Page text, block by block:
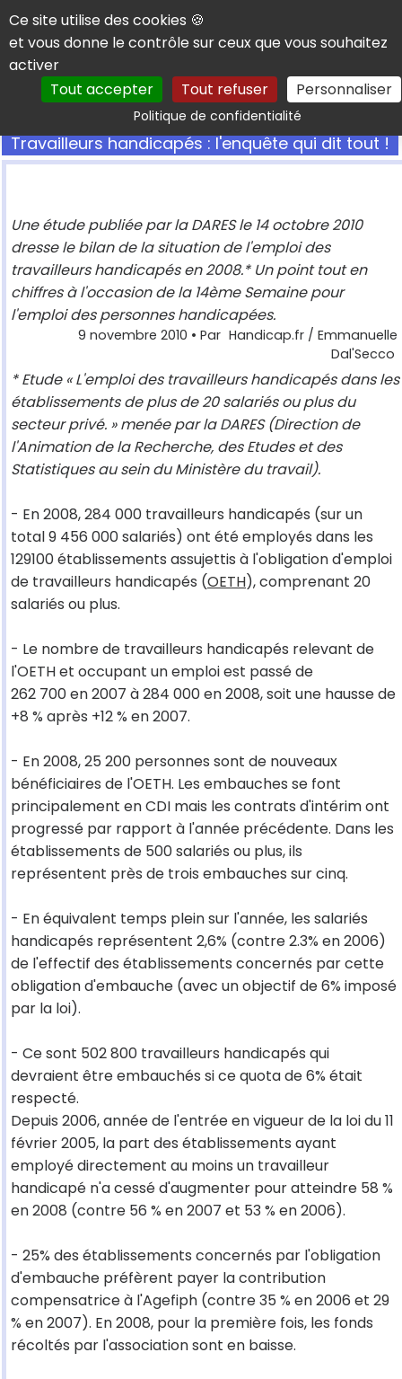
Panneau de gestion des cookies
Ce site utilise des cookies 🍪
et vous donne le contrôle sur ceux que vous souhaitez
activer
Tout accepter
Tout refuser Personnaliser
Politique de confidentialitéRechercher
Travailleurs handicapés : l'enquête qui dit tout !
Une étude publiée par la DARES le 14 octobre 2010
dresse le bilan de la situation de l'emploi des
travailleurs handicapés en 2008.* Un point tout en
chiffres à l'occasion de la 14ème Semaine pour
l'emploi des personnes handicapées.
9 novembre 2010 • Par Handicap.fr / Emmanuelle
Dal'Secco
* Etude « L'emploi des travailleurs handicapés dans les
établissements de plus de 20 salariés ou plus du
secteur privé. » menée par la DARES (Direction de
l'Animation de la Recherche, des Etudes et des
Statistiques au sein du Ministère du travail).
- En 2008, 284 000 travailleurs handicapés (sur un
total 9 456 000 salariés) ont été employés dans les
129100 établissements assujettis à l'obligation d'emploi
de travailleurs handicapés (OETH), comprenant 20
salariés ou plus.
- Le nombre de travailleurs handicapés relevant de
l'OETH et occupant un emploi est passé de
262 700 en 2007 à 284 000 en 2008, soit une hausse de
+8 % après +12 % en 2007.
- En 2008, 25 200 personnes sont de nouveaux
bénéficiaires de l'OETH. Les embauches se font
principalement en CDI mais les contrats d'intérim ont
progressé par rapport à l'année précédente. Dans les
établissements de 500 salariés ou plus, ils
représentent près de trois embauches sur cinq.
- En équivalent temps plein sur l'année, les salariés
handicapés représentent 2,6% (contre 2.3% en 2006)
de l'effectif des établissements concernés par cette
obligation d'embauche (avec un objectif de 6% imposé
par la loi).
- Ce sont 502 800 travailleurs handicapés qui
devraient être embauchés si ce quota de 6% était
respecté.
Depuis 2006, année de l'entrée en vigueur de la loi du 11
février 2005, la part des établissements ayant
employé directement au moins un travailleur
handicapé n'a cessé d'augmenter pour atteindre 58 %
en 2008 (contre 56 % en 2007 et 53 % en 2006).
- 25% des établissements concernés par l'obligation
d'embauche préfèrent payer la contribution
compensatrice à l'Agefiph (contre 35 % en 2006 et 29
% en 2007). En 2008, pour la première fois, les fonds
récoltés par l'association sont en baisse.